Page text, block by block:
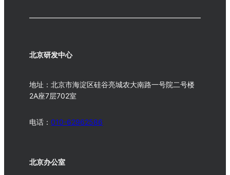
北京研发中心
地址：北京市海淀区硅谷亮城农大南路一号院二号楼
2A座7层702室
电话：010-62962586
北京办公室